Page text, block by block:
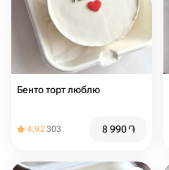
Бенто торт люблю
4.92303 8 990֏